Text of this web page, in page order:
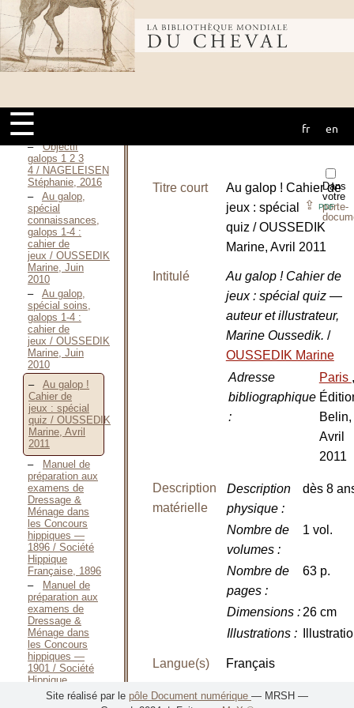
Bibliothèque
mondiale du
cheval
☰ fr en
Pferd / MIESNER
Susanne, 1994
Ausbildung
für
Fortgeschrittene / MIESNER
Susanne, 1997
2 / MONNIER
Frédérique,
Octobre 2009
Objectif
galops 1 2 3
4 / NAGELEISEN
Stéphanie, 2016
Au galop,
spécial
connaissances,
galops 1-4 :
cahier de
jeux / OUSSEDIK
Marine, Juin
2010
Au galop,
spécial soins,
galops 1-4 :
cahier de
jeux / OUSSEDIK
Marine, Juin
2010
Au galop !
Cahier de
jeux : spécial
quiz / OUSSEDIK
Marine, Avril
2011
Manuel de
préparation aux
examens de
Dressage &
Ménage dans
les Concours
hippiques —
1896 / Société
Hippique
Française, 1896
Manuel de
préparation aux
examens de
Dressage &
Ménage dans
les Concours
hippiques —
1901 / Société
Hippique
Française, 1901
Dans
votre
porte-
⇪ PDF
Titre court
Au galop ! Cahier de
jeux : spécial
quiz / OUSSEDIK
Marine, Avril 2011
Intitulé
Au galop ! Cahier de
jeux : spécial quiz —
auteur et illustrateur,
Marine Oussedik. /
OUSSEDIK Marine
Adresse
bibliographique
:
Paris ,
Belin,
Avril
2011
Description
matérielle
Description
physique:
dès 8
Nombre de
volumes:
1 vol.
Nombre de
pages:
63 p.
Dimensions: 26 cm
Illustrations:
Langue(s) Français
EAN 9782701158792
Site réalisé par le pôle Document numérique — MRSH —